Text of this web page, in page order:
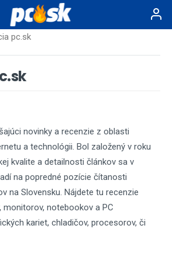
pc.sk
novinky a recenzie z oblasti
a technológii. Bol založený v roku
kvalite a detailnosti článkov sa v
na popredné pozície čítanosti
na Slovensku. Nájdete tu recenzie
notebookov a PC
kariet, chladičov, procesorov, či